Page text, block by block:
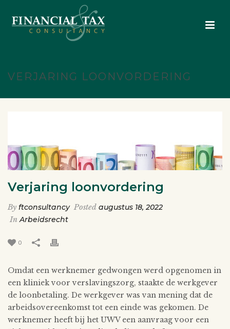
VERJARING LOONVORDERING
Verjaring loonvordering
By ftconsultancy Posted augustus 18, 2022
In Arbeidsrecht
0
Omdat een werknemer gedwongen werd opgenomen in
een kliniek voor verslavingszorg, staakte de werkgever
de loonbetaling. De werkgever was van mening dat de
arbeidsovereenkomst tot een einde was gekomen. De
werknemer heeft bij het UWV een aanvraag voor een